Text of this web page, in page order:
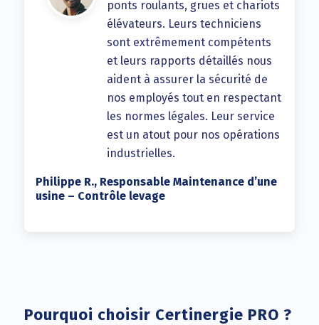
ponts roulants, grues et chariots
élévateurs. Leurs techniciens
sont extrêmement compétents
et leurs rapports détaillés nous
aident à assurer la sécurité de
nos employés tout en respectant
les normes légales. Leur service
est un atout pour nos opérations
industrielles.
Philippe R., Responsable Maintenance d’une
usine – Contrôle levage
Pourquoi choisir Certinergie PRO ?